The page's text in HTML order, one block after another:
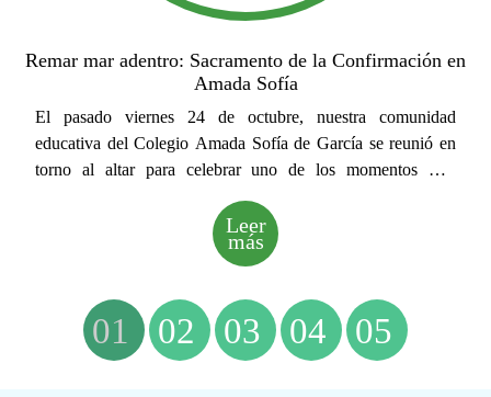
Remar mar adentro: Sacramento de la Confirmación en
Amada Sofía
El pasado viernes 24 de octubre, nuestra comunidad
educativa del Colegio Amada Sofía de García se reunió en
torno al altar para celebrar uno de los momentos más
significativos en la vida cristiana de nuestros jóvenes: el
Sacramento de la Confirmación.
Leer
más
01 02 03 04 05